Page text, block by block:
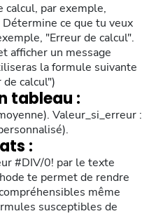
calcul, par exemple,
ce que tu veux
"Erreur de calcul".
afficher un message
la formule suivante
de calcul")
tableau :
Valeur_si_erreur :
:
#DIV/0! par le texte
te permet de rendre
même
susceptibles de